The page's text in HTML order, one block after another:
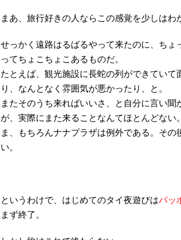
まあ、旅行好きの人ならこの感覚を少しはわ
せっかく遠路はるばるやって来たのに、ち
ってちょこちょこあるものだ。
たとえば、観光施設に長蛇の列ができてい
り、なんとなく雰囲気が悪かったり、と。
またそのうち来ればいいさ、と自分に言い聞
が、実際にまた来ることなんてほとんどない。
ま、もちろんナナプラザは例外である。そ
い。
というわけで、はじめてのタイ夜遊びはパッ
まず終了。